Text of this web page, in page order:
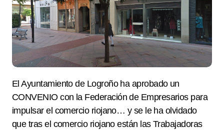
El Ayuntamiento de Logroño ha aprobado un
CONVENIO con la Federación de Empresarios para
impulsar el comercio riojano… y se le ha olvidado
que tras el comercio riojano están las Trabajadoras